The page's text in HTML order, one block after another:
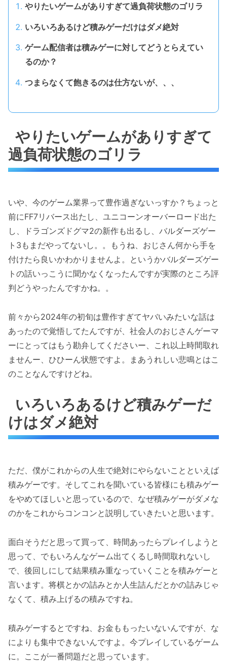
やりたいゲームがありすぎて過負荷状態のゴリラ
いろいろあるけど積みゲーだけはダメ絶対
ゲーム配信者は積みゲーに対してどうとらえてい
るのか？
つまらなくて飽きるのは仕方ないが、、、
やりたいゲームがありすぎて
過負荷状態のゴリラ
いや、今のゲーム業界って豊作過ぎないっすか？ちょっと
前にFF7リバース出たし、ユニコーンオーバーロード出た
し、ドラゴンズドグマ2の新作も出るし、バルダーズゲー
ト3もまだやってないし。。もうね、おじさん何から手を
付けたら良いかわかりませんよ。というかバルダーズゲー
トの話いっこうに聞かなくなったんですが実際のところ評
判どうやったんですかね。。
前々から2024年の初旬は豊作すぎてヤバいみたいな話は
あったので覚悟してたんですが、社会人のおじさんゲーマ
ーにとってはもう勘弁してくださいー、これ以上時間取れ
ませんー、ひひーん状態ですよ。まあうれしい悲鳴とはこ
のことなんですけどね。
いろいろあるけど積みゲーだ
けはダメ絶対
ただ、僕がこれからの人生で絶対にやらないことといえば
積みゲーです。そしてこれを聞いている皆様にも積みゲー
をやめてほしいと思っているので、なぜ積みゲーがダメな
のかをこれからコンコンと説明していきたいと思います。
面白そうだと思って買って、時間あったらプレイしようと
思って、でもいろんなゲーム出てくるし時間取れないし
で、後回しにして結果積み重なっていくことを積みゲーと
言います。将棋とかの詰みとか人生詰んだとかの詰みじゃ
なくて、積み上げるの積みですね。
積みゲーするとですね、お金ももったいないんですが、な
によりも集中できないんですよ。今プレイしているゲーム
に。ここが一番問題だと思っています。